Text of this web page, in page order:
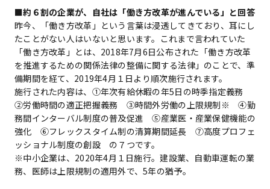
■約６割の企業が、自社は「働き方改革が進んでいる」と回答
昨今、「働き方改革」という言葉は浸透してきており、耳にし
たことがない人はいないと思います。これまで言われていた
「働き方改革」とは、2018年7月6日公布された「働き方改革
を推進するための関係法律の整備に関する法律」のことで、準
備期間を経て、2019年4月１日より順次施行されます。
施行された内容は、①年次有給休暇の年5日の時季指定義務
②労働時間の適正把握義務 ③時間外労働の上限規制※ ④勤
務間インターバル制度の普及促進 ⑤産業医・産業保健機能の
強化 ⑥フレックスタイム制の清算期間延長 ⑦高度プロフェ
ッショナル制度の創設 の７つです。
※中小企業は、2020年4月１日施行。建設業、自動車運転の業
務、医師は上限規制の適用外で、5年の猶予。